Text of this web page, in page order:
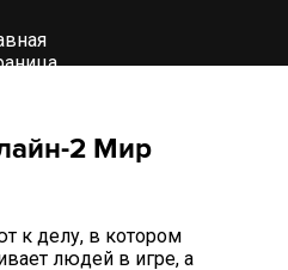
2 Мир
к делу, в котором
людей в игре, а